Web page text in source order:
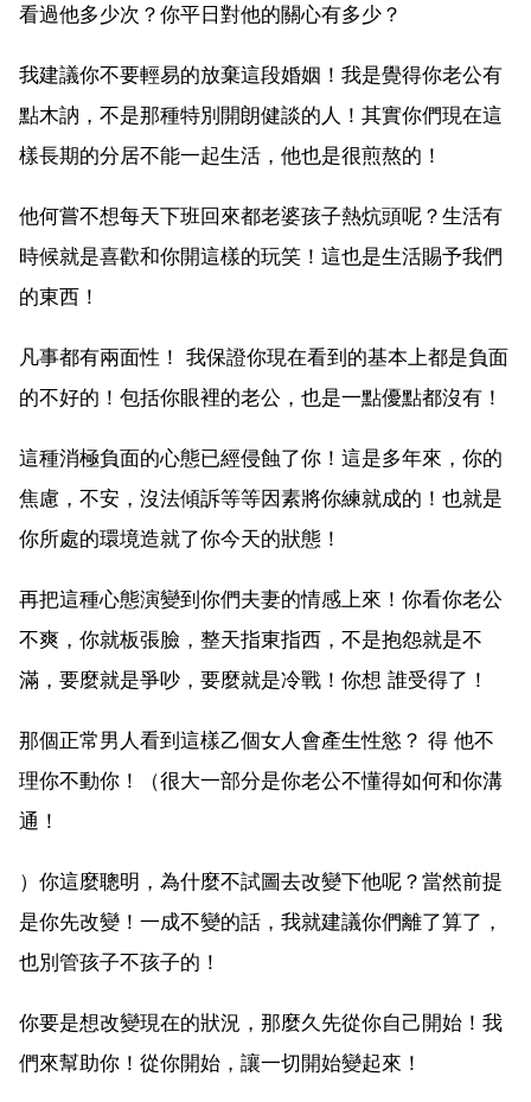
看過他多少次？你平日對他的關心有多少？
我建議你不要輕易的放棄這段婚姻！我是覺得你老公有
點木訥，不是那種特別開朗健談的人！其實你們現在這
樣長期的分居不能一起生活，他也是很煎熬的！
他何嘗不想每天下班回來都老婆孩子熱炕頭呢？生活有
時候就是喜歡和你開這樣的玩笑！這也是生活賜予我們
的東西！
凡事都有兩面性！ 我保證你現在看到的基本上都是負面
的不好的！包括你眼裡的老公，也是一點優點都沒有！
這種消極負面的心態已經侵蝕了你！這是多年來，你的
焦慮，不安，沒法傾訴等等因素將你練就成的！也就是
你所處的環境造就了你今天的狀態！
再把這種心態演變到你們夫妻的情感上來！你看你老公
不爽，你就板張臉，整天指東指西，不是抱怨就是不
滿，要麼就是爭吵，要麼就是冷戰！你想 誰受得了！
那個正常男人看到這樣乙個女人會產生性慾？ 得 他不
理你不動你！（很大一部分是你老公不懂得如何和你溝
通！
）你這麼聰明，為什麼不試圖去改變下他呢？當然前提
是你先改變！一成不變的話，我就建議你們離了算了，
也別管孩子不孩子的！
你要是想改變現在的狀況，那麼久先從你自己開始！我
們來幫助你！從你開始，讓一切開始變起來！